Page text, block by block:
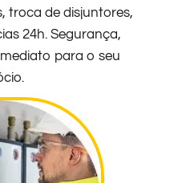
troca de disjuntores,
24h. Segurança,
para o seu